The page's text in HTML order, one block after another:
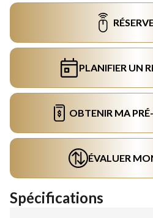
PLANIFIER UN
OBTENIR MA
ÉVALUER
Spécifications